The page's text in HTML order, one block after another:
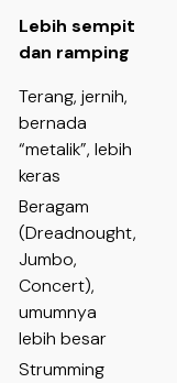
Lebih sempit
dan ramping
Terang, jernih,
bernada
“metalik”, lebih
keras
Beragam
(Dreadnought,
Jumbo,
Concert),
umumnya
lebih besar
Strumming